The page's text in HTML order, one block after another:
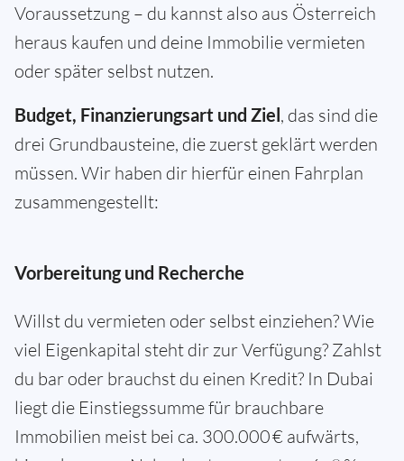
Voraussetzung – du kannst also aus Österreich
heraus kaufen und deine Immobilie vermieten
oder später selbst nutzen.
Budget, Finanzierungsart und Ziel, das sind die
drei Grundbausteine, die zuerst geklärt werden
müssen. Wir haben dir hierfür einen Fahrplan
zusammengestellt:
Vorbereitung und Recherche
Willst du vermieten oder selbst einziehen? Wie
viel Eigenkapital steht dir zur Verfügung? Zahlst
du bar oder brauchst du einen Kredit? In Dubai
liegt die Einstiegssumme für brauchbare
Immobilien meist bei ca. 300.000 € aufwärts,